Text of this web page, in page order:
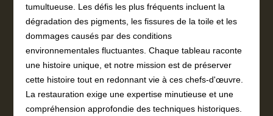
tumultueuse. Les défis les plus fréquents incluent la
dégradation des pigments, les fissures de la toile et les
dommages causés par des conditions
environnementales fluctuantes. Chaque tableau raconte
une histoire unique, et notre mission est de préserver
cette histoire tout en redonnant vie à ces chefs-d'œuvre.
La restauration exige une expertise minutieuse et une
compréhension approfondie des techniques historiques.